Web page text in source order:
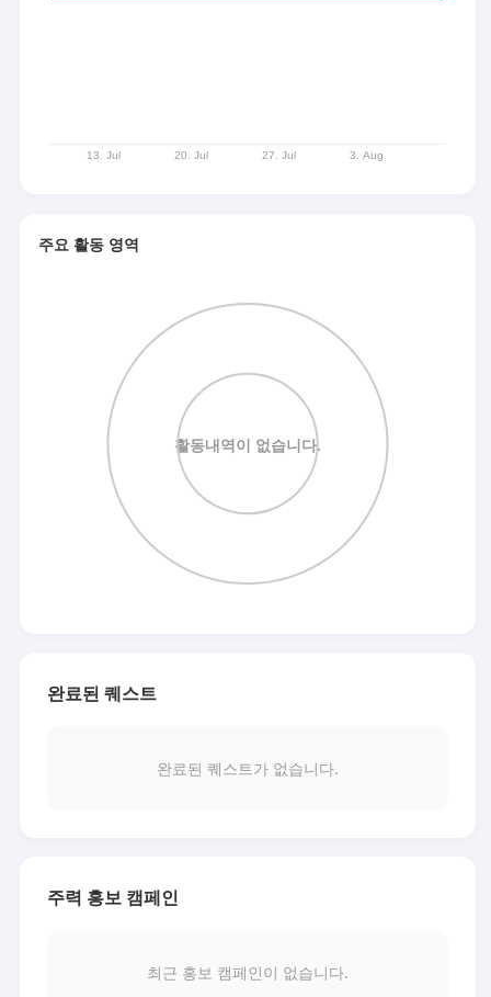
주요 활동 영역
완료된 퀘스트
완료된 퀘스트가 없습니다.
주력 홍보 캠페인
최근 홍보 캠페인이 없습니다.